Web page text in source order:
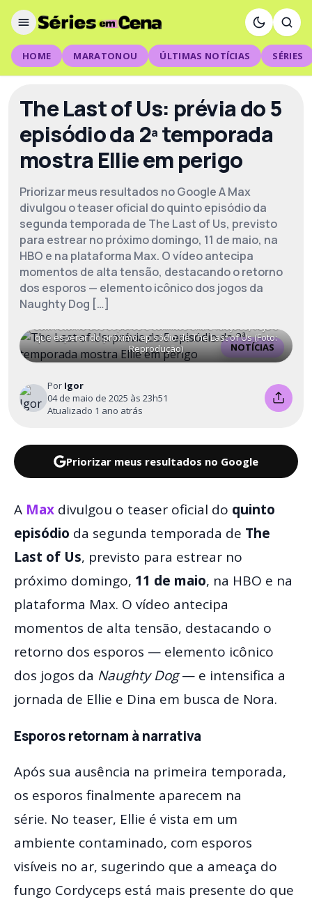
HOME MARATONOU ÚLTIMAS NOTÍCIAS SÉRIES
The Last of Us: prévia do 5
episódio da 2ª temporada
mostra Ellie em perigo
Priorizar meus resultados no Google A Max
divulgou o teaser oficial do quinto episódio da
segunda temporada de The Last of Us, previsto
para estrear no próximo domingo, 11 de maio, na
HBO e na plataforma Max. O vídeo antecipa
momentos de alta tensão, destacando o retorno
dos esporos — elemento icônico dos jogos da
Naughty Dog […]
NOTÍCIAS
Com retorno dos esporos e conflitos entre facções, veja o
que esperar do próximo episódio de The Last of Us (Foto:
Reprodução)
Por Igor
04 de maio de 2025 às 23h51
Atualizado 1 ano atrás
Priorizar meus resultados no Google
A Max divulgou o teaser oficial do quinto
episódio da segunda temporada de The
Last of Us, previsto para estrear no
próximo domingo, 11 de maio, na HBO e na
plataforma Max. O vídeo antecipa
momentos de alta tensão, destacando o
retorno dos esporos — elemento icônico
dos jogos da Naughty Dog— e intensifica a
jornada de Ellie e Dina em busca de Nora.
Esporos retornam à narrativa
Após sua ausência na primeira temporada,
os esporos finalmente aparecem na
série. No teaser, Ellie é vista em um
ambiente contaminado, com esporos
visíveis no ar, sugerindo que a ameaça do
fungo Cordyceps está mais presente do que